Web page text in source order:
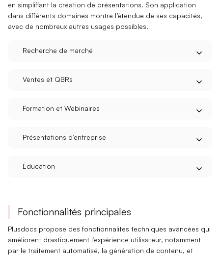
en simplifiant la création de présentations. Son application
dans différents domaines montre l’étendue de ses capacités,
avec de nombreux autres usages possibles.
Recherche de marché
Ventes et QBRs
Formation et Webinaires
Présentations d’entreprise
Éducation
Fonctionnalités principales
Plusdocs propose desfonctionnalités techniques avancées qui
améliorent drastiquement l’expérience utilisateur, notamment
par letraitement automatisé, la génération de contenu, et